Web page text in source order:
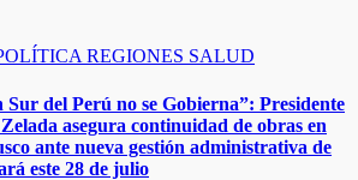
REGIONES SALUD
del Perú no se Gobierna”: Presidente
asegura continuidad de obras en
ante nueva gestión administrativa de
este 28 de julio